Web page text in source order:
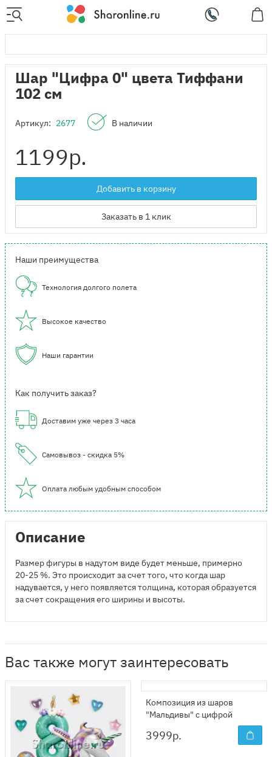
Шар "Цифра 0" цвета Тиффани
102 см
Артикул: 2677 В наличии
1199р.
Добавить в корзину
Заказать в 1 клик
Наши преимущества
Технология долгого полета
Высокое качество
Наши гарантии
Как получить заказ?
Доставим уже через 3 часа
Самовывоз - скидка 5%
Оплата любым удобным способом
Описание
Размер фигуры в надутом виде будет меньше, примерно
20-25 %. Это происходит за счет того, что когда шар
надувается, у него появляется толщина, которая образуется
за счет сокращения его ширины и высоты.
Вас также могут заинтересовать
Композиция из шаров
"Мальдивы" с цифрой
3999р.